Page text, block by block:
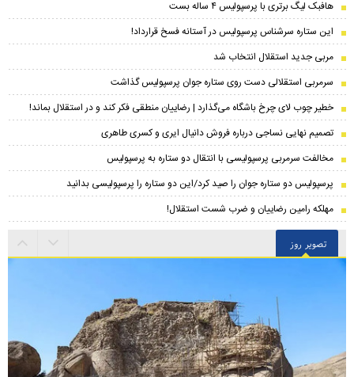
هافبک لیگ برتری با پرسپولیس ۴ ساله بست
این ستاره سرشناس پرسپولیس در آستانه فسخ قرارداد!
مربی جدید استقلال انتخاب شد
سرمربی استقلالی دست روی ستاره جوان پرسپولیس گذاشت
خطیر چوب لای چرخ باشگاه می‌گذارد | رضاییان منطقی فکر کند و در استقلال بماند!
تصمیم نهایی نساجی درباره فروش دانیال ایری و کسری طاهری
مخالفت سرمربی پرسپولیسی با انتقال دو ستاره به پرسپولیس
پرسپولیس دو ستاره جوان را صید کرد/این دو ستاره را پرسپولیسی بدانید
مهلکه رامین رضاییان و ضرب شست استقلال!
تصویر روز